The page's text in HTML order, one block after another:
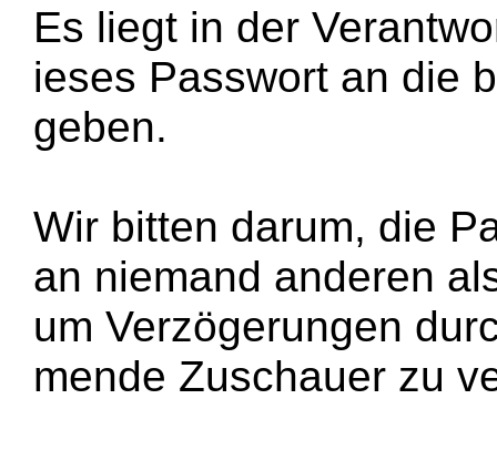
Es liegt in der
ieses Passwort an die
geben.
Wir bitten darum, die
an niemand anderen
um Verzögerungen
mende Zuschauer zu